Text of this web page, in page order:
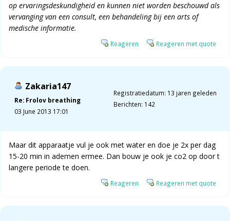
op ervaringsdeskundigheid en kunnen niet worden beschouwd als
vervanging van een consult, een behandeling bij een arts of
medische informatie.
Reageren Reageren met quote
Zakaria147
Re: Frolov breathing
03 June 2013 17:01
Registratiedatum: 13 jaren geleden
Berichten: 142
Maar dit apparaatje vul je ook met water en doe je 2x per dag
15-20 min in ademen ermee. Dan bouw je ook je co2 op door t
langere periode te doen.
Reageren Reageren met quote